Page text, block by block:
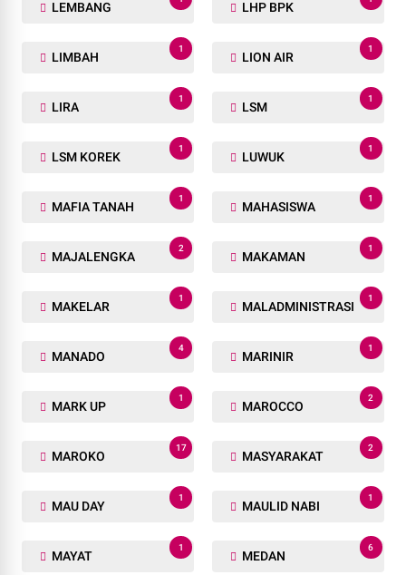
LEMBANG LHP BPK
LIMBAH
1
LION AIR
1
LIRA
1
LSM
1
LSM KOREK
1
LUWUK
1
MAFIA TANAH
1
MAHASISWA
1
MAJALENGKA
2
MAKAMAN
1
MAKELAR
1
MALADMINISTRASI
1
MANADO
4
MARINIR
1
MARK UP
1
MAROCCO
2
MAROKO
17
MASYARAKAT
2
MAU DAY
1
MAULID NABI
1
MAYAT
1
MEDAN
6